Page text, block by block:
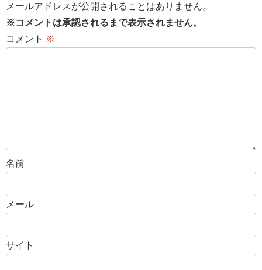
メールアドレスが公開されることはありません。
※コメントは承認されるまで表示されません。
コメント ※
名前
メール
サイト